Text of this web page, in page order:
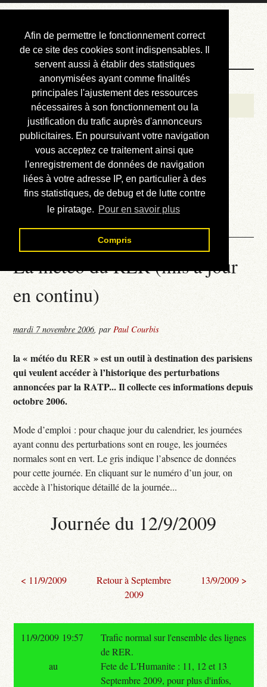
Afin de permettre le fonctionnement correct
de ce site des cookies sont indispensables. Il
servent aussi à établir des statistiques
anonymisées ayant comme finalités
principales l'ajustement des ressources
nécessaires à son fonctionnement ou la
justification du trafic auprès d'annonceurs
publicitaires. En poursuivant votre navigation
vous acceptez ce traitement ainsi que
l'enregistrement de données de navigation
liées à votre adresse IP, en particulier à des
fins statistiques, de debug et de lutte contre
le piratage. Pour en savoir plus
Compris
Courbis, « LE »
Blog Officiel
Bienvenue
Réalisations
Divers (et d’été)
Annonces
Liens externes
Téléchargement
Contact
La météo du RER (mis à jour
en continu)
mardi 7 novembre 2006,parPaul Courbis
la « météo du RER » est un outil à destination des parisiens
qui veulent accéder à l’historique des perturbations
annoncées par la RATP... Il collecte ces informations depuis
octobre 2006.
Mode d’emploi : pour chaque jour du calendrier, les journées
ayant connu des perturbations sont en rouge, les journées
normales sont en vert. Le gris indique l’absence de données
pour cette journée. En cliquant sur le numéro d’un jour, on
accède à l’historique détaillé de la journée...
Journée du 12/9/2009
< 11/9/2009
Retour à Septembre
2009
13/9/2009 >
11/9/2009 19:57
Trafic normal sur l'ensemble des lignes
de RER.
Fete de L'Humanite : 11, 12 et 13
Septembre 2009, pour plus d'infos,
au